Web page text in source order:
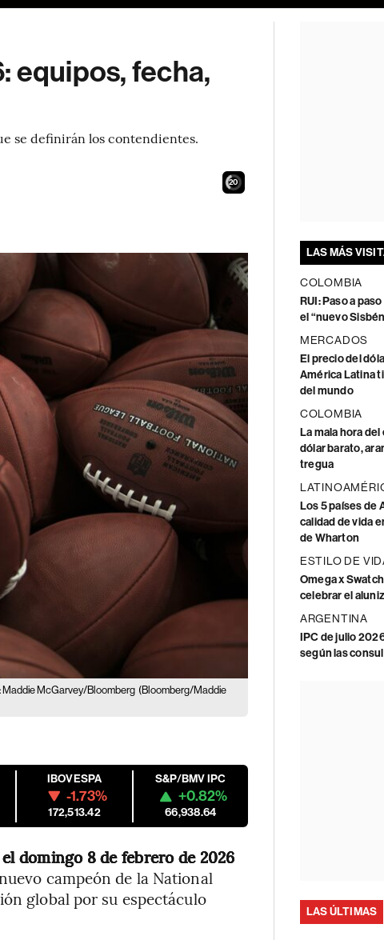
equipos, fecha,
se definirán los contendientes.
19
Maddie McGarvey/Bloomberg (Bloomberg/Maddie
IBOVESPA
-1.73%
172,513.42
S&P/BMV IPC
+0.82%
66,938.64
domingo 8 de febrero de 2026
campeón de la National
global por su espectáculo
LAS MÁS
COLOMBIA
RUI: Paso a
el “nuevo
MERCADOS
El precio del
América Latina
del mundo
COLOMBIA
La mala hora
dólar barato,
tregua
Los 5 países de
calidad de vida
de Wharton
ESTILO DE
Omega x
celebrar el
ARGENTINA
IPC de julio
según las
LAS ÚLTIMAS